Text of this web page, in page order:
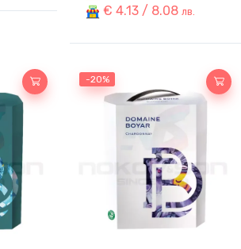
€ 4.13 / 8.08 лв.
-20%